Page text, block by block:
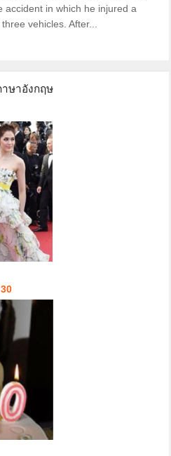
accident in which he injured a
vehicles. After...
ษาอังกฤษ